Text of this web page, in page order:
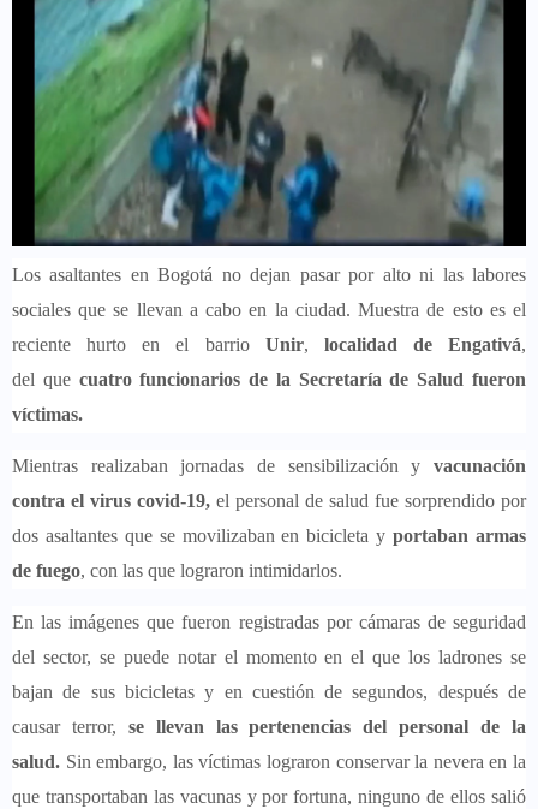
Los asaltantes en Bogotá no dejan pasar por alto ni las labores
sociales que se llevan a cabo en la ciudad. Muestra de esto es el
reciente hurto en el barrio Unir, localidad de Engativá,
del que cuatro funcionarios de la Secretaría de Salud fueron
víctimas.
Mientras realizaban jornadas de sensibilización y vacunación
contra el virus covid-19, el personal de salud fue sorprendido por
dos asaltantes que se movilizaban en bicicleta yportaban armas
de fuego, con las que lograron intimidarlos.
En las imágenes que fueron registradas por cámaras de seguridad
del sector, se puede notar el momento en el que los ladrones se
bajan de sus bicicletas y en cuestión de segundos, después de
causar terror, se llevan las pertenencias del personal de la
salud. Sin embargo, las víctimas lograron conservar la nevera en la
que transportaban las vacunas y por fortuna, ninguno de ellos salió